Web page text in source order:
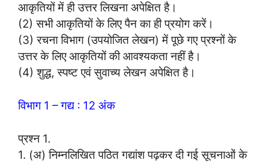
आकृतियों में ही उत्तर लिखना अपेक्षित है।
(2) सभी आकृतियों के लिए पैन का ही प्रयोग करें।
(3) रचना विभाग (उपयोजित लेखन) में पूछे गए प्रश्नों के
उत्तर के लिए आकृतियों की आवश्यकता नहीं है।
(4) शुद्ध, स्पष्ट एवं सुवाच्य लेखन अपेक्षित है।
विभाग 1 – गद्य : 12 अंक
प्रश्न 1.
1. (अ) निम्नलिखित पठित गद्यांश पढ़कर दी गई सूचनाओं के